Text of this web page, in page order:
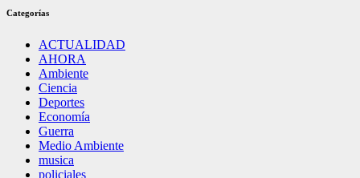
Categorías
ACTUALIDAD
AHORA
Ambiente
Ciencia
Deportes
Economía
Guerra
Medio Ambiente
musica
policiales